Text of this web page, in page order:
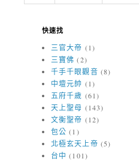
快速找
三官大帝 (1)
三寶佛 (2)
千手千眼觀音 (8)
中壇元帥 (1)
五府千歲 (61)
天上聖母 (143)
文衡聖帝 (12)
包公 (1)
北極玄天上帝 (5)
台中 (101)